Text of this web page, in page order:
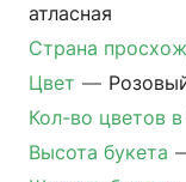
атласная
Страна
Цвет —
Кол-во цветов
Высота букета